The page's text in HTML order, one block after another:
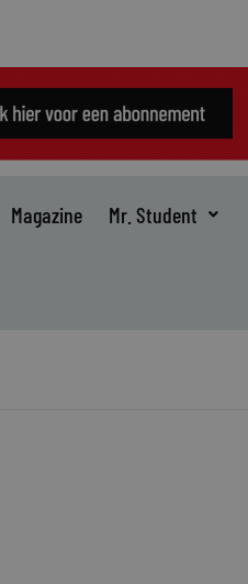
Magazine Mr. Student